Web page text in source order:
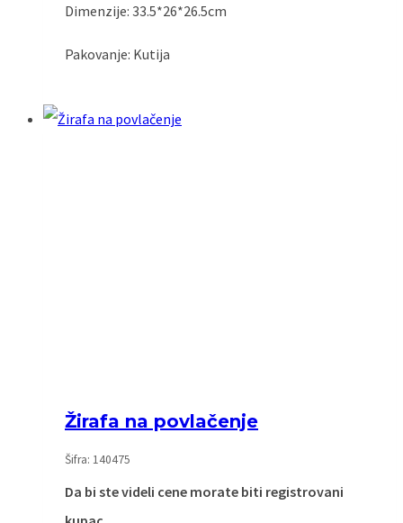
Dimenzije: 33.5*26*26.5cm
Pakovanje: Kutija
Žirafa na povlačenje
Šifra: 140475
Da bi ste videli cene morate biti registrovani